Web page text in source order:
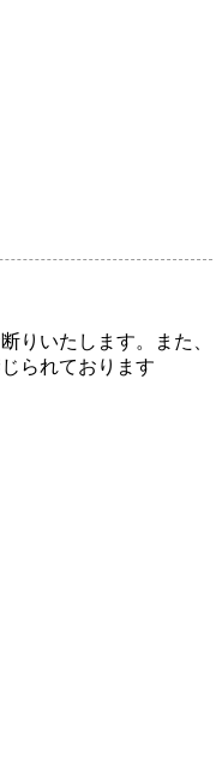
りいたします。また、
られております